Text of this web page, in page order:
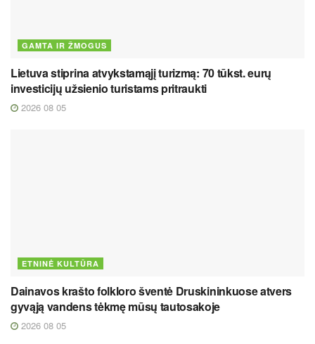
GAMTA IR ŽMOGUS
Lietuva stiprina atvykstamąjį turizmą: 70 tūkst. eurų
investicijų užsienio turistams pritraukti
2026 08 05
ETNINĖ KULTŪRA
Dainavos krašto folkloro šventė Druskininkuose atvers
gyvąją vandens tėkmę mūsų tautosakoje
2026 08 05